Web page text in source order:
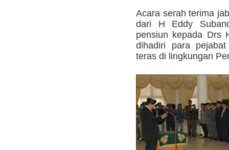
Acara serah terima
dari H Eddy
pensiun kepada Drs
dihadiri para
teras di lingkungan